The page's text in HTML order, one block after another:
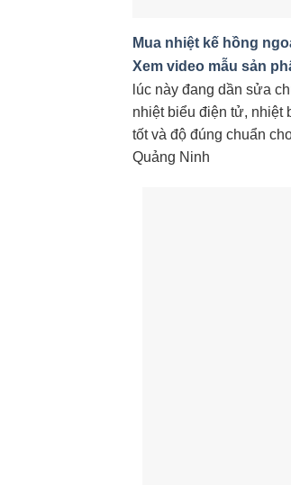
Mua nhiệt kế hồng
Xem video mẫu sản
lúc này đang dần sửa
nhiệt biểu điện tử, nhiệt
tốt và độ đúng chuẩn
Quảng Ninh